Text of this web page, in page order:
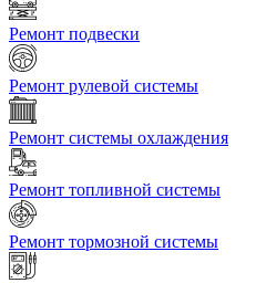
Ремонт подвески
Ремонт рулевой системы
Ремонт системы охлаждения
Ремонт топливной системы
Ремонт тормозной системы